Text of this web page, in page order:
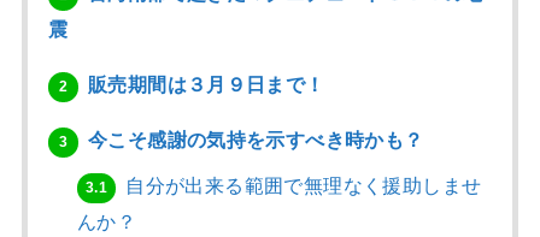
震
2 販売期間は３月９日まで！
3 今こそ感謝の気持を示すべき時かも？
3.1
自分が出来る範囲で無理なく援助しませ
んか？